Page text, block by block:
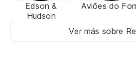
Edson &
Hudson
Aviões do
Ver más sobre